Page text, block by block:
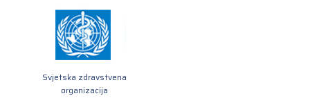
Svjetska zdravstvena
organizacija